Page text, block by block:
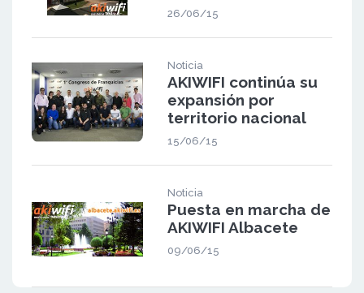
26/06/15
Noticia
AKIWIFI continúa su
expansión por
territorio nacional
15/06/15
Noticia
Puesta en marcha de
AKIWIFI Albacete
09/06/15